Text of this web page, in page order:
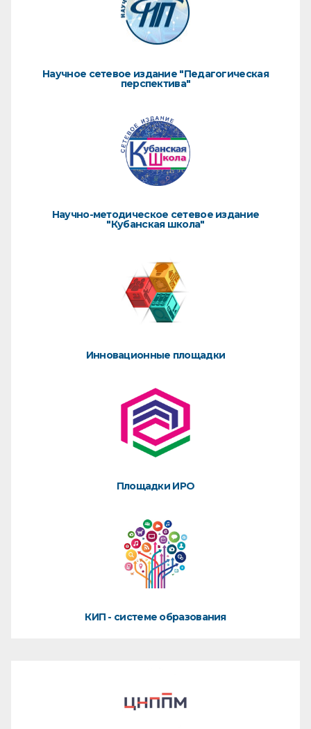
Научное сетевое издание "Педагогическая
перспектива"
Научно-методическое сетевое издание
"Кубанская школа"
Инновационные площадки
Площадки ИРО
КИП - системе образования